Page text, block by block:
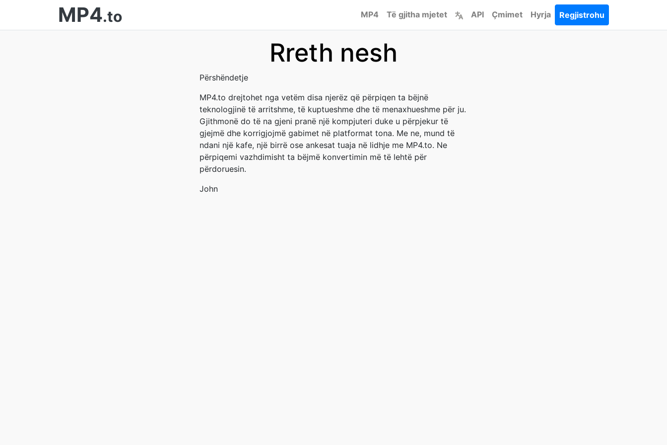
MP4.to MP4 Të gjitha mjetet API Çmimet Hyrja Regjistrohu
Rreth nesh
Përshëndetje
MP4.to drejtohet nga vetëm disa njerëz që përpiqen ta bëjnë
teknologjinë të arritshme, të kuptueshme dhe të menaxhueshme për ju.
Gjithmonë do të na gjeni pranë një kompjuteri duke u përpjekur të
gjejmë dhe korrigjojmë gabimet në platformat tona. Me ne, mund të
ndani një kafe, një birrë ose ankesat tuaja në lidhje me MP4.to. Ne
përpiqemi vazhdimisht ta bëjmë konvertimin më të lehtë për
përdoruesin.
John